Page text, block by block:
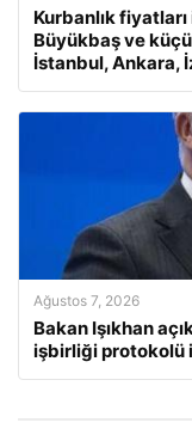
Kurbanlık
Büyükbaş ve
İstanbul, Ankara,
Ağustos 7, 2026
Bakan Işıkhan
işbirliği protokolü